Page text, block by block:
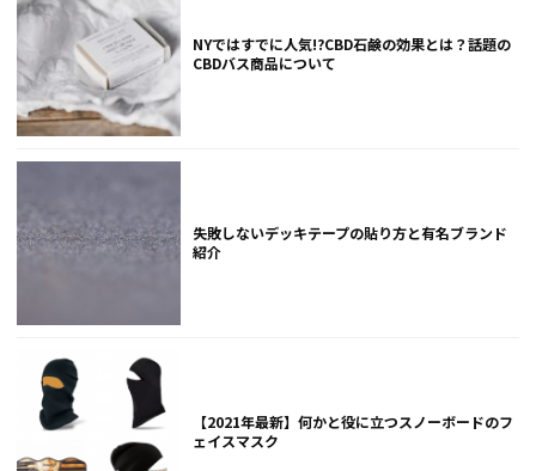
NYではすでに人気!?CBD石鹸の効果とは？話題の
CBDバス商品について
失敗しないデッキテープの貼り方と有名ブランド
紹介
【2021年最新】何かと役に立つスノーボードのフ
ェイスマスク